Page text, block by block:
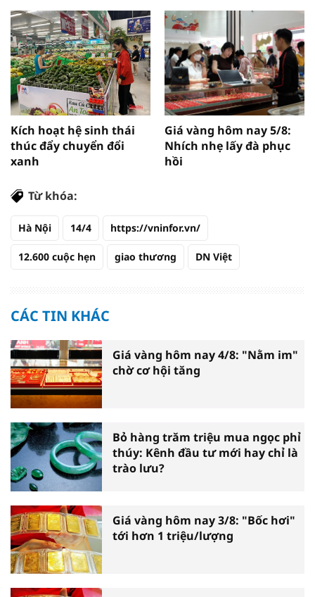
Kích hoạt hệ sinh thái
thúc đẩy chuyển đổi
xanh
Giá vàng hôm nay 5/8:
Nhích nhẹ lấy đà phục
hồi
Từ khóa:
Hà Nội 14/4 https://vninfor.vn/
12.600 cuộc hẹn giao thương DN Việt
CÁC TIN KHÁC
Giá vàng hôm nay 4/8: "Nằm im"
chờ cơ hội tăng
Bỏ hàng trăm triệu mua ngọc phỉ
thúy: Kênh đầu tư mới hay chỉ là
trào lưu?
Giá vàng hôm nay 3/8: "Bốc hơi"
tới hơn 1 triệu/lượng